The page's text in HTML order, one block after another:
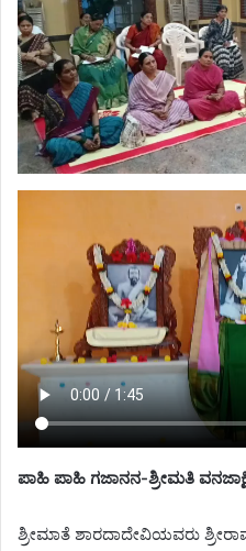
ಪಾಹಿ ಪಾಹಿ ಗಜಾನನ-ಶ್ರೀಮತಿ
ಶ್ರೀಮಾತೆ ಶಾರದಾದೇವಿಯವರು